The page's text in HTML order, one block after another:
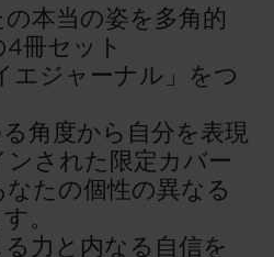
本当の姿を多角的
冊セット
エジャーナル」をつ
角度から自分を表現
された限定カバー
たの個性の異なる
。
力と内なる自信を